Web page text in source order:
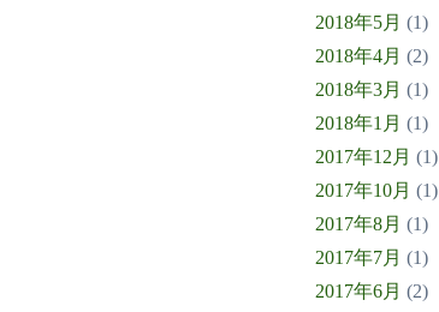
2018年5月 (1)
2018年4月 (2)
2018年3月 (1)
2018年1月 (1)
2017年12月 (1)
2017年10月 (1)
2017年8月 (1)
2017年7月 (1)
2017年6月 (2)